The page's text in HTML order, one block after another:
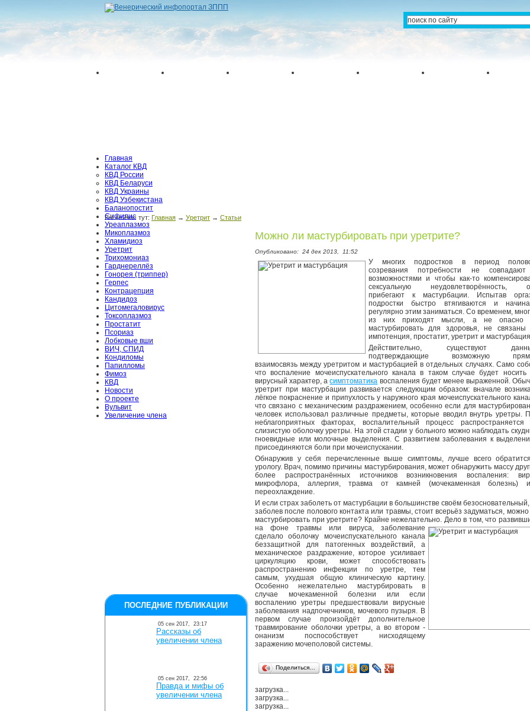
Главная
Каталог КВД
КВД России
КВД Беларуси
КВД Украины
КВД Узбекистана
Баланопостит
Сифилис
Уреаплазмоз
Микоплазмоз
Хламидиоз
Уретрит
Трихомониаз
Гарднереллёз
Гонорея (триппер)
Герпес
Контрацепция
Кандидоз
Цитомегаловирус
Токсоплазмоз
Простатит
Псориаз
Лобковые вши
ВИЧ, СПИД
Кондиломы
Папилломы
Фимоз
КВД
Новости
О проекте
Вульвит
Увеличение члена
Вы сейчас тут: Главная → Уретрит → Статьи
Можно ли мастурбировать при уретрите?
Опубликовано: 24 дек 2013, 11:52
У многих подростков в период
созревания потребности не
возможностями и чтобы как-то
сексуальную неудовлетворённость,
прибегают к мастурбации. Испытав
подростки быстро втягиваются и
регулярно этим заниматься. Со временем,
из них приходят мысли, а не опасно
мастурбировать для здоровья, не связаны
импотенция, простатит, уретрит и
Действительно, существуют
подтверждающие возможную
взаимосвязь между уретритом и мастурбацией в отдельных случаях. Само
что воспаление мочеиспускательного канала в таком случае будет носить
вирусный характер, асимптоматика воспаления будет менее выраженной.
уретрит при мастурбации развивается следующим образом: вначале
лёгкое покраснение и припухлость у наружного края мочеиспускательного
что связано с механическим раздражением, особенно если для
человек использовал различные предметы, которые вводил внутрь уретры.
неблагоприятных факторах, воспалительный процесс распространяется
слизистую оболочку уретры. На этой стадии у больного можно наблюдать
гноевидные или молочные выделения. С развитием заболевания к
присоединяются боли при мочеиспускании.
Обнаружив у себя перечисленные выше симптомы, лучше всего
урологу. Врач, помимо причины мастурбирования, может обнаружить массу
более распространённых источников возникновения воспаления:
микрофлора, аллергия, травма от камней (мочекаменная болезнь)
переохлаждение.
И если страх заболеть от мастурбации в большинстве своём
заболев после полового контакта или травмы, стоит всерьёз задуматься, можно
мастурбировать при уретрите? Крайне нежелательно. Дело в том, что
на фоне травмы или вируса, заболевание
сделало оболочку мочеиспускательного канала
беззащитной для патогенных воздействий, а
механическое раздражение, которое усиливает
циркуляцию крови, может способствовать
распространению инфекции по уретре, тем
самым, ухудшая общую клиническую картину.
Особенно нежелательно мастурбировать в
случае мочекаменной болезни или если
воспалению уретры предшествовали вирусные
заболевания надпочечников, мочевого пузыря. В
первом случае произойдёт дополнительное
травмирование оболочки уретры, а во втором -
онанизм поспособствует нисходящему
заражению мочеполовой системы.
Поделиться…
загрузка...
загрузка...
загрузка...
ПОСЛЕДНИЕ ПУБЛИКАЦИИ
05 сен 2017, 23:17
Рассказы об
увеличении члена
05 сен 2017, 22:56
Правда и мифы об
увеличении члена